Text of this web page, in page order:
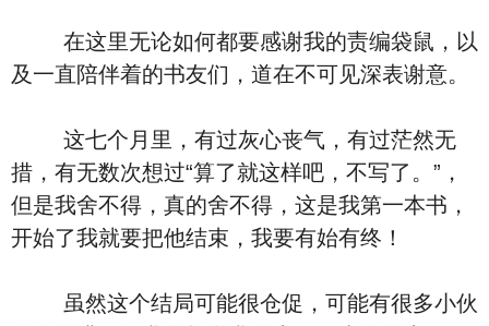
在这里无论如何都要感谢我的责编袋鼠，以
及一直陪伴着的书友们，道在不可见深表谢意。
这七个月里，有过灰心丧气，有过茫然无
措，有无数次想过“算了就这样吧，不写了。”，
但是我舍不得，真的舍不得，这是我第一本书，
开始了我就要把他结束，我要有始有终！
虽然这个结局可能很仓促，可能有很多小伙